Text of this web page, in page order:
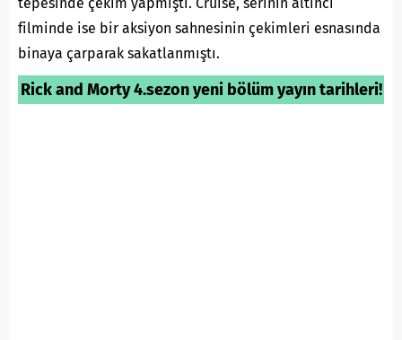
filminde ise bir aksiyon sahnesinin çekimleri esnasında
binaya çarparak sakatlanmıştı.
Rick and Morty 4.sezon yeni bölüm yayın tarihleri!